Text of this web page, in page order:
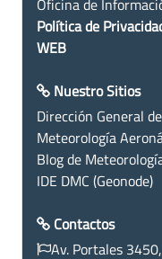
Oficina de
Política de
WEB
Nuestro Sitios
Dirección General
Meteorología
Blog de
IDE DMC (Geonode)
Contactos
Av. Portales